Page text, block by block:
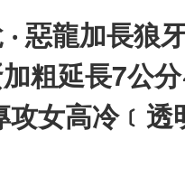
‧ 惡龍加長狼
粗延長7公
攻女高冷﹝透